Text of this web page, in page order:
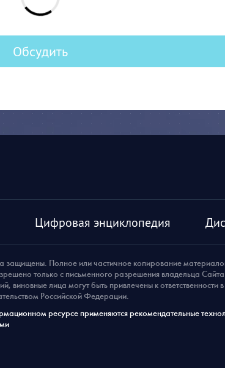
Обсудить
Цифровая энциклопедия
защищены. Полное или частичное копирование
только с письменного разрешения владельца
виновные лица могут быть привлечены к ответственности
Российской Федерации.
ресурсе применяются рекомендательные